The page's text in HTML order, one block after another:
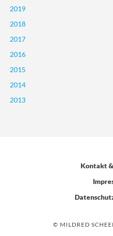
2019
2018
2017
2016
2015
2014
2013
Kontakt
© MILDRED